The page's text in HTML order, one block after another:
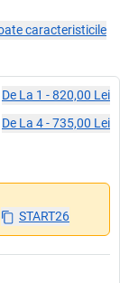
caracteristicile
De La 1 -820,00 Lei
De La 4-735,00 Lei
START26